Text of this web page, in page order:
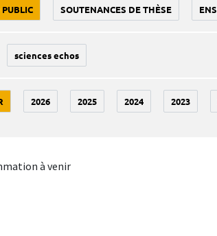
SOUTENANCES DE THÈSE
sciences echos
2026 2025 2024 2023
à venir